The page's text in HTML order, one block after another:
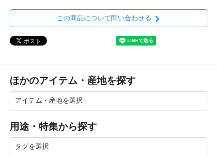
この商品について問い合わせる
ほかのアイテム・産地を探す
用途・特集から探す